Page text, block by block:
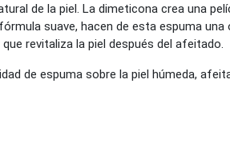
de la piel. La dimeticona crea una
suave, hacen de esta espuma
revitaliza la piel después del afeitado.
de espuma sobre la piel húmeda,